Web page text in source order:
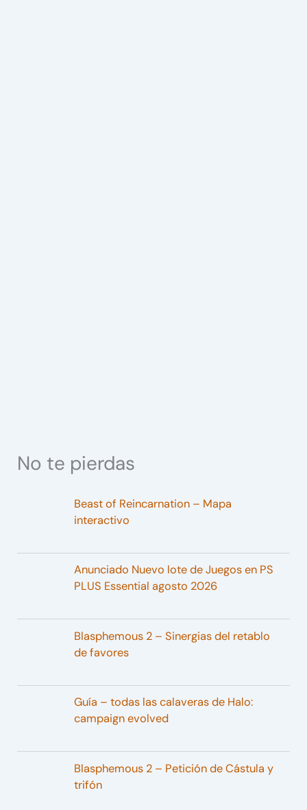
No te pierdas
Beast of Reincarnation – Mapa
interactivo
Anunciado Nuevo lote de Juegos en PS
PLUS Essential agosto 2026
Blasphemous 2 – Sinergias del retablo
de favores
Guía – todas las calaveras de Halo:
campaign evolved
Blasphemous 2 – Petición de Cástula y
trifón